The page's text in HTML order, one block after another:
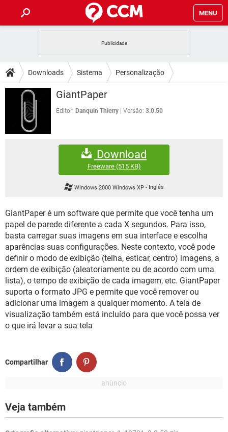
MENU
CELULAR FACEBOOK
OUTLOOK
INSTAGRAM GMAIL
GUIA DE COMPRAS
DICAS
JOGOS
CELULAR
OUTLOOK
DOWNLOADS
JOGOS WHATSAPP
CELULAR
EXCEL
GMAIL
FÓRUM
FACEBOOK
EXCEL
GMAIL
WHATSAPP
INSTAGRAM GMAIL
GUIA DE COMPRAS
Downloads Sistema Personalização
GiantPaper
Editor: Danquin Thierry Versão: 3.0.50
Download
Freeware(515 KB)
Windows 2000 Windows XP- Inglês
GiantPaper é um software que permite que você tenha um
papel de parede diferente a cada X segundos. Para isso,
basta carregar suas imagens em sua interface e escolha
aparências suas configurações. Neste contexto, você pode
definir o modo de exibição (telha, esticar, centro) imagens, a
ordem de exibição (aleatoriamente ou de acordo com uma
lista), o tempo de exibição de cada imagem, etc. GiantPaper
suporta o formato JPG e permite que você remover ou
adicionar uma imagem a qualquer momento. A tela de
visualização também está incluído para que você possa ver
o que irá levar a sua tela
Compartilhar
Veja também